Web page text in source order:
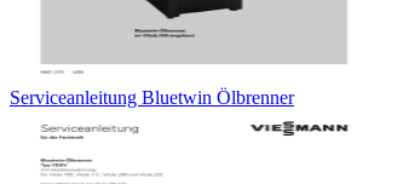
Serviceanleitung Bluetwin Ölbrenner